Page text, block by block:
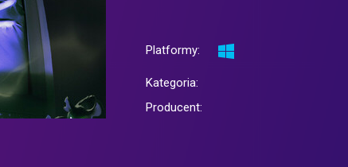
Platformy:
Kategoria:
Producent: